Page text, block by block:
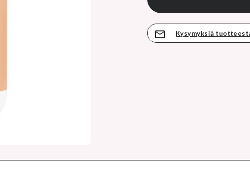
Kysymyksiä